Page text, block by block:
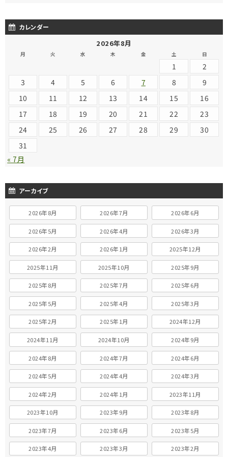
カレンダー
2026年8月
月 火 水 木 金 土 日
1
2
3
4 5 6 7 8
9
10
11 12 13 14 15
16
17
18 19 20 21 22
23
24
25 26 27 28 29
30
31
« 7月
アーカイブ
2026年8月 2026年7月 2026年6月
2026年5月 2026年4月 2026年3月
2026年2月 2026年1月 2025年12月
2025年11月 2025年10月 2025年9月
2025年8月 2025年7月 2025年6月
2025年5月 2025年4月 2025年3月
2025年2月 2025年1月 2024年12月
2024年11月 2024年10月 2024年9月
2024年8月 2024年7月 2024年6月
2024年5月 2024年4月 2024年3月
2024年2月 2024年1月 2023年11月
2023年10月 2023年9月 2023年8月
2023年7月 2023年6月 2023年5月
2023年4月 2023年3月 2023年2月